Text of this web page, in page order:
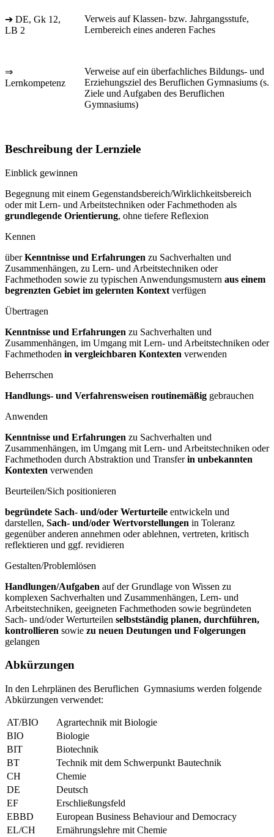
➔ DE, Gk 12,
LB 2
Verweis auf Klassen- bzw. Jahrgangsstufe,
Lernbereich eines anderen Faches
⇒
Lernkompetenz
Verweise auf ein überfachliches Bildungs- und
Erziehungsziel des Beruflichen Gymnasiums (s.
Ziele und Aufgaben des Beruflichen
Gymnasiums)
Beschreibung der Lernziele
Einblick gewinnen
Begegnung mit einem Gegenstandsbereich/Wirklichkeitsbereich
oder mit Lern- und Arbeitstechniken oder Fachmethoden als
grundlegende Orientierung, ohne tiefere Reflexion
Kennen
überKenntnisse und Erfahrungen zu Sachverhalten und
Zusammenhängen, zu Lern- und Arbeitstechniken oder
Fachmethoden sowie zu typischen Anwendungsmustern aus einem
begrenzten Gebiet im gelernten Kontext verfügen
Übertragen
Kenntnisse und Erfahrungen zu Sachverhalten und
Zusammenhängen, im Umgang mit Lern- und Arbeitstechniken oder
Fachmethoden in vergleichbaren Kontexten verwenden
Beherrschen
Handlungs- und Verfahrensweisen routinemäßig gebrauchen
Anwenden
Kenntnisse und Erfahrungen zu Sachverhalten und
Zusammenhängen, im Umgang mit Lern- und Arbeitstechniken oder
Fachmethoden durch Abstraktion und Transferin unbekannten
Kontexten verwenden
Beurteilen/Sich positionieren
begründete Sach- und/oder Werturteile entwickeln und
darstellen, Sach- und/oder Wertvorstellungen in Toleranz
gegenüber anderen annehmen oder ablehnen, vertreten, kritisch
reflektieren und ggf. revidieren
Gestalten/Problemlösen
Handlungen/Aufgaben auf der Grundlage von Wissen zu
komplexen Sachverhalten und Zusammenhängen, Lern- und
Arbeitstechniken, geeigneten Fachmethoden sowie begründeten
Sach- und/oder Werturteilen selbstständig planen, durchführen,
kontrollieren sowie zu neuen Deutungen und Folgerungen
gelangen
Abkürzungen
In den Lehrplänen des Beruflichen Gymnasiums werden folgende
Abkürzungen verwendet:
AT/BIO
Agrartechnik mit Biologie
BIO
Biologie
BIT
Biotechnik
BT
Technik mit dem Schwerpunkt Bautechnik
CH
Chemie
DE
Deutsch
EF
Erschließungsfeld
EBBD
European Business Behaviour and Democracy
EL/CH
Ernährungslehre mit Chemie